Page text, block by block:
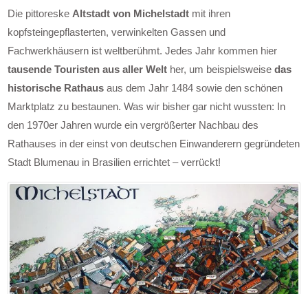
Die pittoreske Altstadt von Michelstadt mit ihren
kopfsteingepflasterten, verwinkelten Gassen und
Fachwerkhäusern ist weltberühmt. Jedes Jahr kommen hier
tausende Touristen aus aller Welt her, um beispielsweisedas
historische Rathaus aus dem Jahr 1484 sowie den schönen
Marktplatz zu bestaunen. Was wir bisher gar nicht wussten: In
den 1970er Jahren wurde ein vergrößerter Nachbau des
Rathauses in der einst von deutschen Einwanderern gegründeten
Stadt Blumenau in Brasilien errichtet – verrückt!